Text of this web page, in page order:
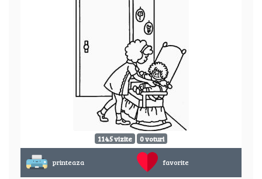
1145 vizite 0 voturi
printeaza favorite